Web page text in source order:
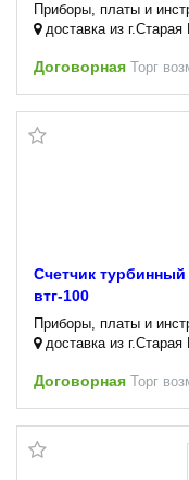
Приборы, платы и
доставка из г.Старая
Договорная Торг
Счетчик
втг-100
Приборы, платы и
доставка из г.Старая
Договорная Торг